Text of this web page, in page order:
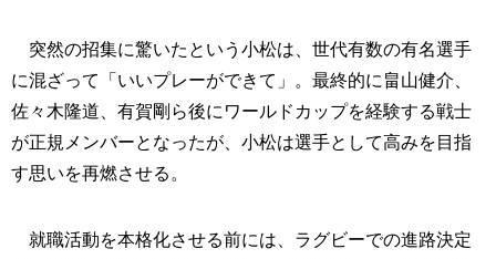
突然の招集に驚いたという小松は、世代有数の有名選手
に混ざって「いいプレーができて」。最終的に畠山健介、
佐々木隆道、有賀剛ら後にワールドカップを経験する戦士
が正規メンバーとなったが、小松は選手として高みを目指
す思いを再燃させる。
就職活動を本格化させる前には、ラグビーでの進路決定